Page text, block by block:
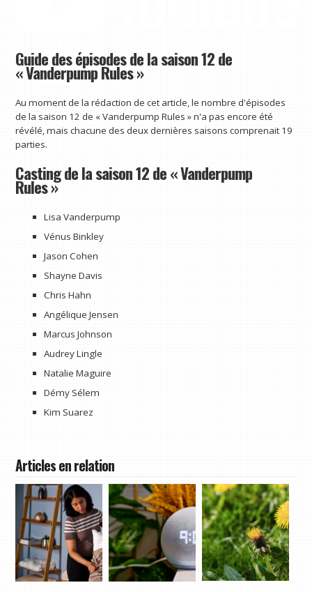
Guide des épisodes de la saison 12 de
« Vanderpump Rules »
Au moment de la rédaction de cet article, le nombre d'épisodes
de la saison 12 de « Vanderpump Rules » n'a pas encore été
révélé, mais chacune des deux dernières saisons comprenait 19
parties.
Casting de la saison 12 de « Vanderpump
Rules »
Lisa Vanderpump
Vénus Binkley
Jason Cohen
Shayne Davis
Chris Hahn
Angélique Jensen
Marcus Johnson
Audrey Lingle
Natalie Maguire
Démy Sélem
Kim Suarez
Articles en relation